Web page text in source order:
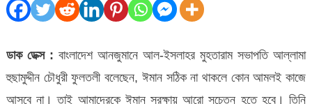
কৃতী
শিক্ষার্থী
সংবর্ধনা
ডাক ডেক্স : বাংলাদেশ আনজুমানে আল-ইসলাহর মুহতারাম সভাপতি আল্লামা
হুছামুদ্দীন চৌধুরী ফুলতলী বলেছেন, ঈমান সঠিক না থাকলে কোন আমলই কাজে
আসবে না। তাই আমাদেরকে ঈমান সুরক্ষায় আরো সচেতন হতে হবে। তিনি